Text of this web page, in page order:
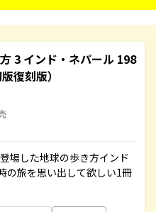
3 インド・ネパール 198
復刻版）
場した地球の歩き方インド
旅を思い出して欲しい1冊